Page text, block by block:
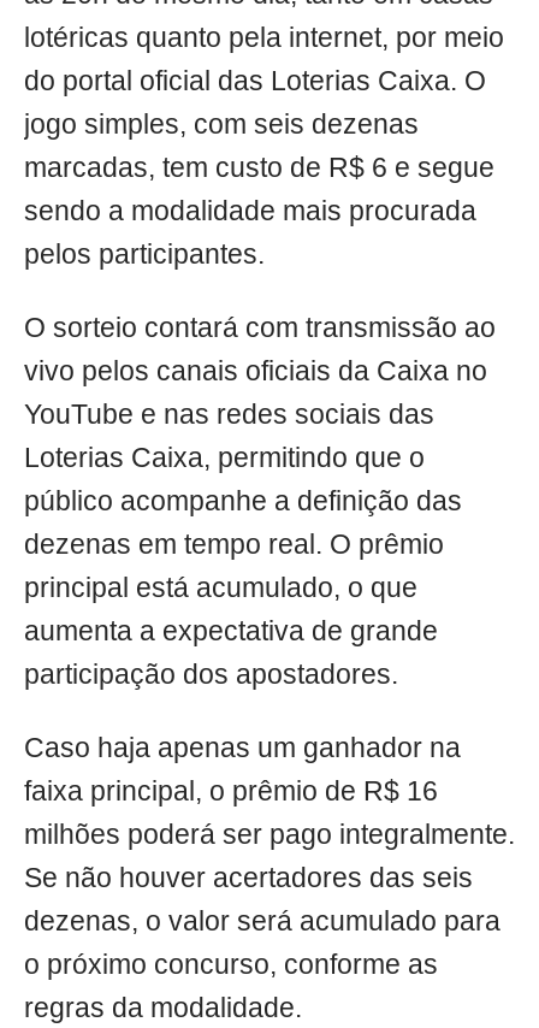
lotéricas quanto pela internet, por meio
do portal oficial das Loterias Caixa. O
jogo simples, com seis dezenas
marcadas, tem custo de R$ 6 e segue
sendo a modalidade mais procurada
pelos participantes.
O sorteio contará com transmissão ao
vivo pelos canais oficiais da Caixa no
YouTube e nas redes sociais das
Loterias Caixa, permitindo que o
público acompanhe a definição das
dezenas em tempo real. O prêmio
principal está acumulado, o que
aumenta a expectativa de grande
participação dos apostadores.
Caso haja apenas um ganhador na
faixa principal, o prêmio de R$ 16
milhões poderá ser pago integralmente.
Se não houver acertadores das seis
dezenas, o valor será acumulado para
o próximo concurso, conforme as
regras da modalidade.